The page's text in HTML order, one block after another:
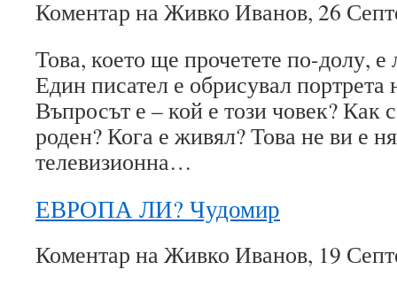
Коментар на Живко Иванов, 26
Това, което ще прочетете по-долу, е
Един писател е обрисувал портрета
Въпросът е – кой е този човек? Как
роден? Кога е живял? Това не ви е
телевизионна…
ЕВРОПА ЛИ? Чудомир
Коментар на Живко Иванов, 19